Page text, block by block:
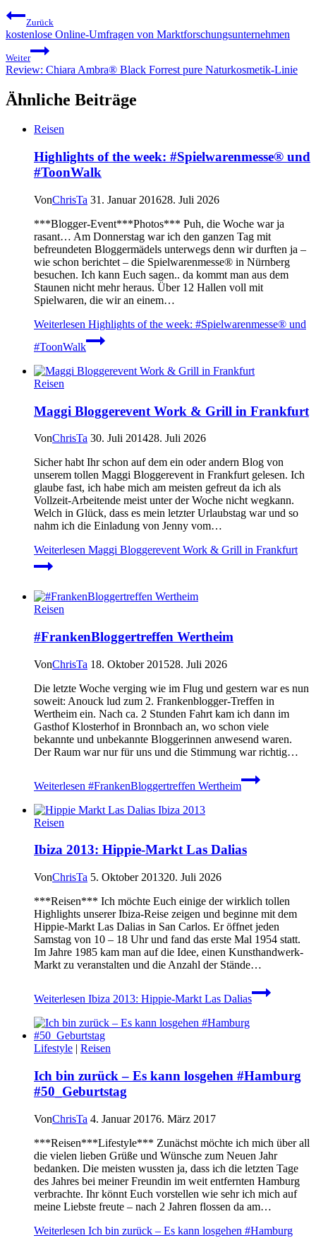
Zurück
kostenlose Online-Umfragen von Marktforschungsunternehmen
Weiter
Review: Chiara Ambra® Black Forrest pure Naturkosmetik-Linie
Ähnliche Beiträge
Reisen
Highlights of the week: #Spielwarenmesse® und
#ToonWalk
VonChrisTa 31. Januar 201628. Juli 2026
***Blogger-Event***Photos*** Puh, die Woche war ja
rasant… Am Donnerstag war ich den ganzen Tag mit
befreundeten Bloggermädels unterwegs denn wir durften ja –
wie schon berichtet – die Spielwarenmesse® in Nürnberg
besuchen. Ich kann Euch sagen.. da kommt man aus dem
Staunen nicht mehr heraus. Über 12 Hallen voll mit
Spielwaren, die wir an einem…
Weiterlesen Highlights of the week: #Spielwarenmesse® und
#ToonWalk
Reisen
Maggi Bloggerevent Work & Grill in Frankfurt
VonChrisTa 30. Juli 201428. Juli 2026
Sicher habt Ihr schon auf dem ein oder andern Blog von
unserem tollen Maggi Bloggerevent in Frankfurt gelesen. Ich
glaube fast, ich habe mich am meisten gefreut da ich als
Vollzeit-Arbeitende meist unter der Woche nicht wegkann.
Welch in Glück, dass es mein letzter Urlaubstag war und so
nahm ich die Einladung von Jenny vom…
Weiterlesen Maggi Bloggerevent Work & Grill in Frankfurt
Reisen
#FrankenBloggertreffen Wertheim
VonChrisTa 18. Oktober 201528. Juli 2026
Die letzte Woche verging wie im Flug und gestern war es nun
soweit: Anouck lud zum 2. Frankenblogger-Treffen in
Wertheim ein. Nach ca. 2 Stunden Fahrt kam ich dann im
Gasthof Klosterhof in Bronnbach an, wo schon viele
bekannte und unbekannte Bloggerinnen anwesend waren.
Der Raum war nur für uns und die Stimmung war richtig…
Weiterlesen #FrankenBloggertreffen Wertheim
Reisen
Ibiza 2013: Hippie-Markt Las Dalias
VonChrisTa 5. Oktober 201320. Juli 2026
***Reisen*** Ich möchte Euch einige der wirklich tollen
Highlights unserer Ibiza-Reise zeigen und beginne mit dem
Hippie-Markt Las Dalias in San Carlos. Er öffnet jeden
Samstag von 10 – 18 Uhr und fand das erste Mal 1954 statt.
Im Jahre 1985 kam man auf die Idee, einen Kunsthandwerk-
Markt zu veranstalten und die Anzahl der Stände…
Weiterlesen Ibiza 2013: Hippie-Markt Las Dalias
Lifestyle | Reisen
Ich bin zurück – Es kann losgehen #Hamburg
#50_Geburtstag
VonChrisTa 4. Januar 20176. März 2017
***Reisen***Lifestyle*** Zunächst möchte ich mich über all
die vielen lieben Grüße und Wünsche zum Neuen Jahr
bedanken. Die meisten wussten ja, dass ich die letzten Tage
des Jahres bei meiner Freundin im weit entfernten Hamburg
verbrachte. Ihr könnt Euch vorstellen wie sehr ich mich auf
meine Liebste freute – nach 2 Jahren flossen da am…
Weiterlesen Ich bin zurück – Es kann losgehen #Hamburg